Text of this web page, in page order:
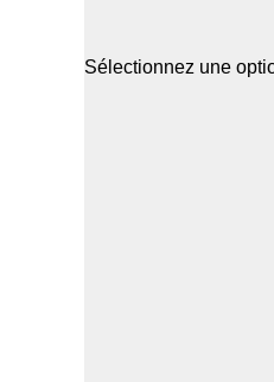
Sélectionnez une